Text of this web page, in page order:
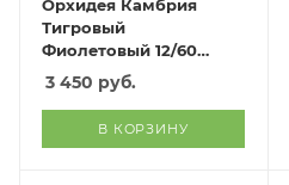
Орхидея Камбрия
Тигровый
Фиолетовый 12/60
см
3 450 руб.
В КОРЗИНУ